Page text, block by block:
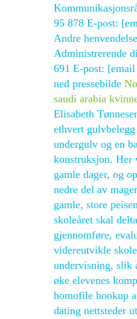
95 878 E-post:
Andre
Administrerende
691 E-post:
ned pressebilde
saudi arabia
Elisabeth
ethvert
undergulv og en
konstruksjon. Her
gamle dager, og
nedre del av
gamle, store
skoleåret skal
gjennomføre,
videreutvikle
undervisning, slik
øke elevenes
homofile hookup
dating nettsteder